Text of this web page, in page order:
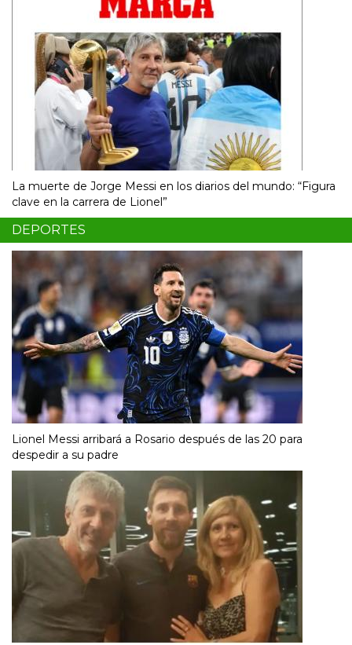
La muerte de Jorge Messi en los diarios del mundo: “Figura
clave en la carrera de Lionel”
DEPORTES
Lionel Messi arribará a Rosario después de las 20 para
despedir a su padre